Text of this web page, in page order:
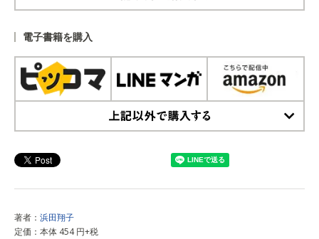
電子書籍を購入
著者： 浜田翔子
定価：本体 454 円+税